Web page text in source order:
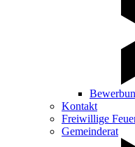
Kontakt
Freiwillige
Gemeinderat